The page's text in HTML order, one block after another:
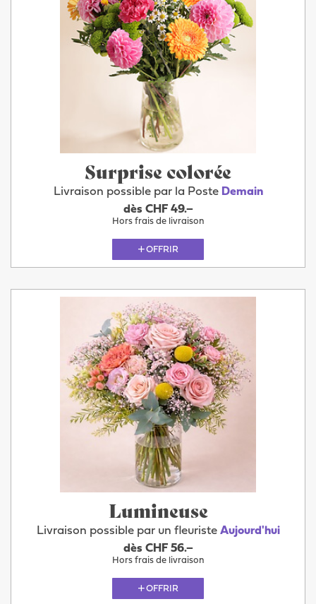
Surprise colorée
Livraison possible par la Poste Demain
dès CHF 49.–
Hors frais de livraison
OFFRIR
Lumineuse
Livraison possible par un fleuriste Aujourd'hui
dès CHF 56.–
Hors frais de livraison
OFFRIR